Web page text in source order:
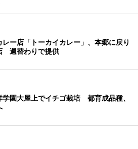
レー店「トーカイカレー」、本郷に戻り
週替わりで提供
学園大屋上でイチゴ栽培 都育成品種、